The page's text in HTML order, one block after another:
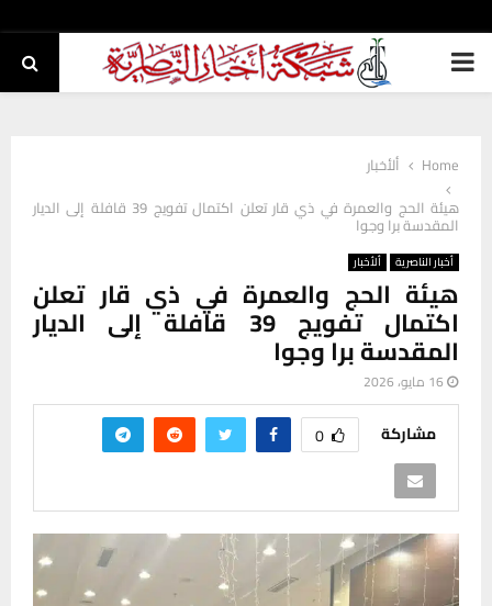
PRIMARY
Home
ألأخبار
هيئة الحج والعمرة في ذي قار تعلن اكتمال تفويج 39 قافلة إلى الديار
المقدسة برا وجوا
أخبار الناصرية ألأخبار
هيئة الحج والعمرة في ذي قار تعلن
اكتمال تفويج 39 قافلة إلى الديار
المقدسة برا وجوا
16 مايو، 2026
مشاركة 0